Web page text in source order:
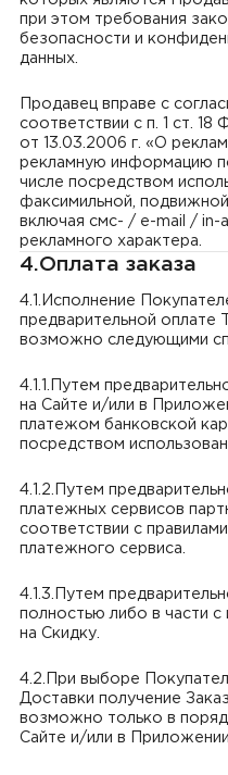
при этом требования
безопасности и
данных.
Продавец вправе с
соответствии с п. 1 ст.
от 13.03.2006 г. «О
рекламную информацию
числе посредством
факсимильной,
включая смс- / e-mail / in-
рекламного характера.
4.Оплата заказа
4.1.Исполнение
предварительной оплате
возможно следующими
4.1.1.Путем
на Сайте и/или в
платежом банковской
посредством
4.1.2.Путем
платежных сервисов
соответствии с
платежного сервиса.
4.1.3.Путем
полностью либо в части
на Скидку.
4.2.При выборе
Доставки получение
возможно только в
Сайте и/или в Приложении.